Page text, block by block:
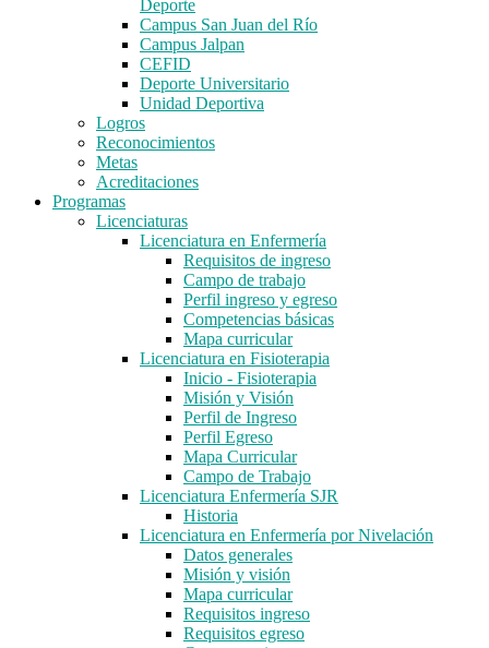
Deporte
Campus San Juan del Río
Campus Jalpan
CEFID
Deporte Universitario
Unidad Deportiva
Logros
Reconocimientos
Metas
Acreditaciones
Programas
Licenciaturas
Licenciatura en Enfermería
Requisitos de ingreso
Campo de trabajo
Perfil ingreso y egreso
Competencias básicas
Mapa curricular
Licenciatura en Fisioterapia
Inicio - Fisioterapia
Misión y Visión
Perfil de Ingreso
Perfil Egreso
Mapa Curricular
Campo de Trabajo
Licenciatura Enfermería SJR
Historia
Licenciatura en Enfermería por Nivelación
Datos generales
Misión y visión
Mapa curricular
Requisitos ingreso
Requisitos egreso